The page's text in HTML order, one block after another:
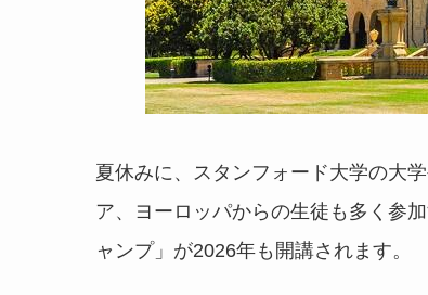
夏休みに、スタンフォード大学の大
ア、ヨーロッパからの生徒も多く参
ャンプ」が2026年も開講されます。